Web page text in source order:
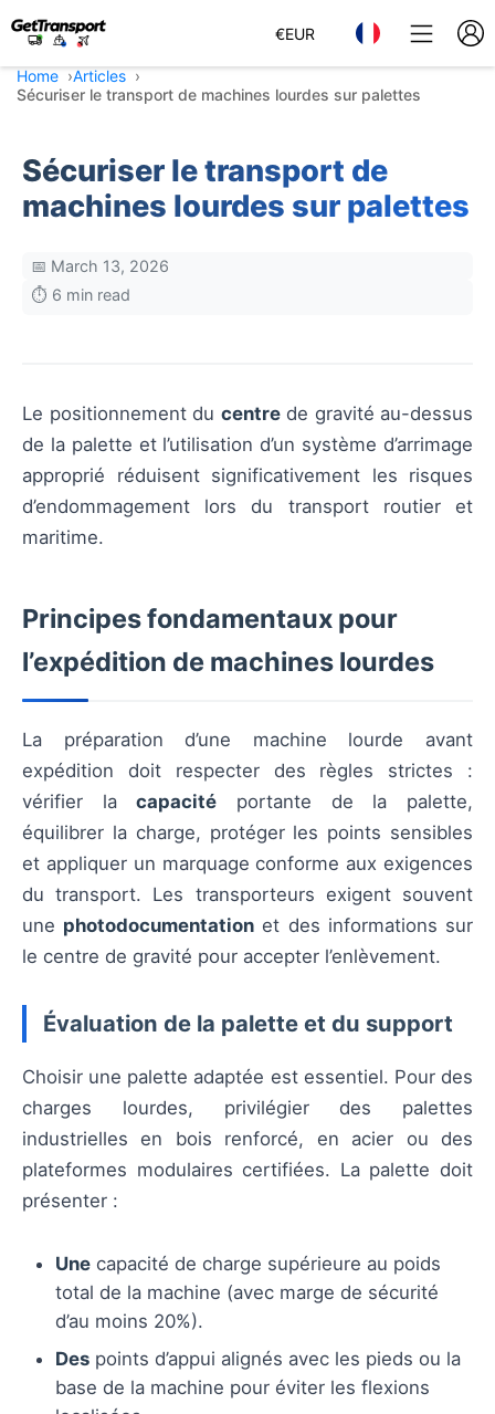
€EUR
Home
Articles
Sécuriser le transport de machines lourdes sur palettes
Sécuriser le transport de
machines lourdes sur palettes
📅 March 13, 2026
⏱️ 6 min read
Le positionnement du centrede gravité au-dessus
de la palette et l’utilisation d’un système d’arrimage
approprié réduisent significativement les risques
d’endommagement lors du transport routier et
maritime.
Principes fondamentaux pour
l’expédition de machines lourdes
La préparation d’une machine lourde avant
expédition doit respecter des règles strictes :
vérifier lacapacité portante de la palette,
équilibrer la charge, protéger les points sensibles
et appliquer un marquage conforme aux exigences
du transport. Les transporteurs exigent souvent
une photodocumentation et des informations sur
le centre de gravité pour accepter l’enlèvement.
Évaluation de la palette et du support
Choisir une palette adaptée est essentiel. Pour des
charges lourdes, privilégier des palettes
industrielles en bois renforcé, en acier ou des
plateformes modulaires certifiées. La palette doit
présenter :
Une capacité de charge supérieure au poids
total de la machine (avec marge de sécurité
d’au moins 20%).
Des points d’appui alignés avec les pieds ou la
base de la machine pour éviter les flexions